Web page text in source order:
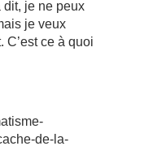
dit, je ne peux
je veux
C’est ce à quoi
de-la-